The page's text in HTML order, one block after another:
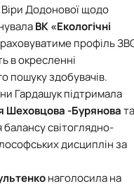
Додонової щодо
ВК «Екологічні
профіль
в окресленні
пошуку здобувачів.
Гардашук підтримала
Шеховцова -Буряновата
балансу світоглядно-
дисциплін за
наголосила на